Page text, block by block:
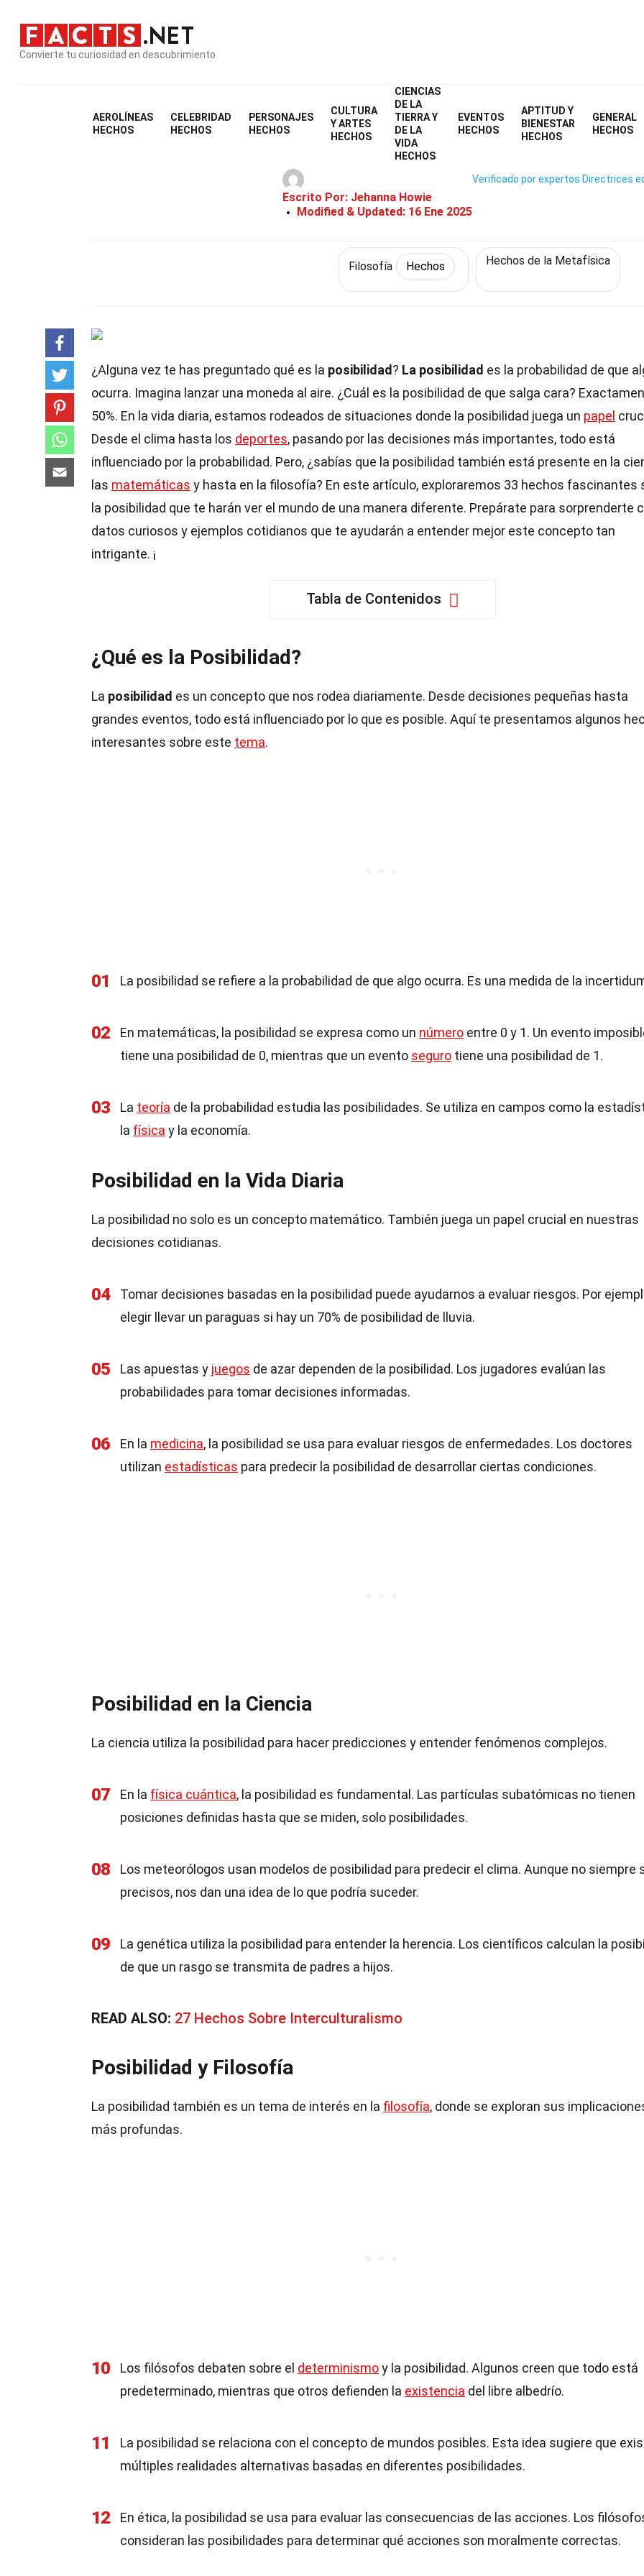
Convierte tu curiosidad en descubrimiento
AEROLÍNEAS
HECHOS
CELEBRIDAD
HECHOS
PERSONAJES
HECHOS
CULTURA
Y ARTES
HECHOS
CIENCIAS
DE LA
TIERRA Y
DE LA
VIDA
HECHOS
EVENTOS
HECHOS
APTITUD Y
BIENESTAR
HECHOS
GENERAL
HECHOS
Filosofía y Pensamiento
33 Hechos Sobre Posibilidad
Escrito Por: Jehanna Howie
Modified & Updated: 16 Ene 2025
Verificado por expertos Directrices
Filosofía Hechos Hechos de la Metafísica
¿Alguna vez te has preguntado qué es la posibilidad ? La posibilidad es la probabilidad de que
ocurra. Imagina lanzar una moneda al aire. ¿Cuál es la posibilidad de que salga cara?
50%. En la vida diaria, estamos rodeados de situaciones donde la posibilidad juega un papel
Desde el clima hasta los deportes, pasando por las decisiones más importantes, todo está
influenciado por la probabilidad. Pero, ¿sabías que la posibilidad también está presente en la
las matemáticas y hasta en la filosofía? En este artículo, exploraremos 33 hechos fascinantes
la posibilidad que te harán ver el mundo de una manera diferente. Prepárate para sorprenderte
datos curiosos y ejemplos cotidianos que te ayudarán a entender mejor este concepto tan
intrigante. ¡
Tabla de Contenidos
¿Qué es la Posibilidad?
La posibilidad es un concepto que nos rodea diariamente. Desde decisiones pequeñas hasta
grandes eventos, todo está influenciado por lo que es posible. Aquí te presentamos algunos
interesantes sobre este tema.
01 La posibilidad se refiere a la probabilidad de que algo ocurra. Es una medida de la
02 En matemáticas, la posibilidad se expresa como un número entre 0 y 1. Un evento
tiene una posibilidad de 0, mientras que un evento seguro tiene una posibilidad de 1.
03 La teoría de la probabilidad estudia las posibilidades. Se utiliza en campos como la
la física y la economía.
Posibilidad en la Vida Diaria
La posibilidad no solo es un concepto matemático. También juega un papel crucial en nuestras
decisiones cotidianas.
04
Tomar decisiones basadas en la posibilidad puede ayudarnos a evaluar riesgos. Por
elegir llevar un paraguas si hay un 70% de posibilidad de lluvia.
05 Las apuestas y juegos de azar dependen de la posibilidad. Los jugadores evalúan las
probabilidades para tomar decisiones informadas.
06 En la medicina, la posibilidad se usa para evaluar riesgos de enfermedades. Los doctores
utilizan estadísticas para predecir la posibilidad de desarrollar ciertas condiciones.
Posibilidad en la Ciencia
La ciencia utiliza la posibilidad para hacer predicciones y entender fenómenos complejos.
07 En la física cuántica, la posibilidad es fundamental. Las partículas subatómicas no tienen
posiciones definidas hasta que se miden, solo posibilidades.
08
Los meteorólogos usan modelos de posibilidad para predecir el clima. Aunque no siempre
precisos, nos dan una idea de lo que podría suceder.
09
La genética utiliza la posibilidad para entender la herencia. Los científicos calculan la
de que un rasgo se transmita de padres a hijos.
READ ALSO: 27 Hechos Sobre Interculturalismo
Posibilidad y Filosofía
La posibilidad también es un tema de interés en la filosofía, donde se exploran sus
más profundas.
10 Los filósofos debaten sobre el determinismoy la posibilidad. Algunos creen que todo está
predeterminado, mientras que otros defienden la existencia del libre albedrío.
11
La posibilidad se relaciona con el concepto de mundos posibles. Esta idea sugiere que
múltiples realidades alternativas basadas en diferentes posibilidades.
12
En ética, la posibilidad se usa para evaluar las consecuencias de las acciones. Los
consideran las posibilidades para determinar qué acciones son moralmente correctas.